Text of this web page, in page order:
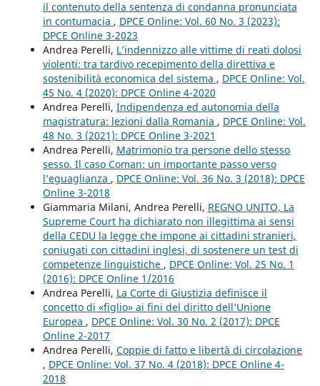
il contenuto della sentenza di condanna pronunciata
in contumacia , DPCE Online: Vol. 60 No. 3 (2023):
DPCE Online 3-2023
Andrea Perelli, L’indennizzo alle vittime di reati dolosi
violenti: tra tardivo recepimento della direttiva e
sostenibilità economica del sistema , DPCE Online: Vol.
45 No. 4 (2020): DPCE Online 4-2020
Andrea Perelli, Indipendenza ed autonomia della
magistratura: lezioni dalla Romania , DPCE Online: Vol.
48 No. 3 (2021): DPCE Online 3-2021
Andrea Perelli, Matrimonio tra persone dello stesso
sesso. Il caso Coman: un importante passo verso
l’eguaglianza , DPCE Online: Vol. 36 No. 3 (2018): DPCE
Online 3-2018
Giammaria Milani, Andrea Perelli, REGNO UNITO, La
Supreme Court ha dichiarato non illegittima ai sensi
della CEDU la legge che impone ai cittadini stranieri,
coniugati con cittadini inglesi, di sostenere un test di
competenze linguistiche , DPCE Online: Vol. 25 No. 1
(2016): DPCE Online 1/2016
Andrea Perelli, La Corte di Giustizia definisce il
concetto di «figlio» ai fini del diritto dell’Unione
Europea , DPCE Online: Vol. 30 No. 2 (2017): DPCE
Online 2-2017
Andrea Perelli, Coppie di fatto e libertà di circolazione
, DPCE Online: Vol. 37 No. 4 (2018): DPCE Online 4-
2018